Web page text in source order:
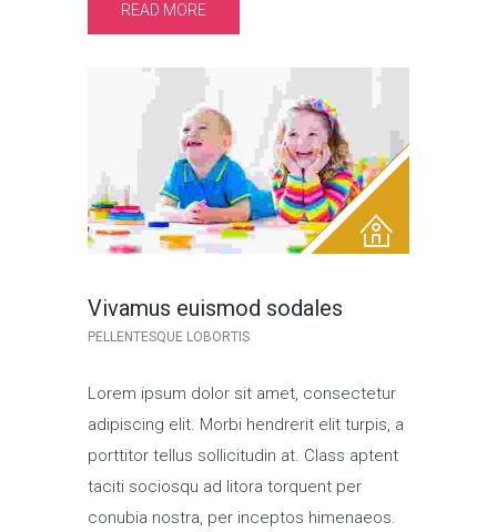
READ MORE
Vivamus euismod sodales
PELLENTESQUE LOBORTIS
Lorem ipsum dolor sit amet, consectetur
adipiscing elit. Morbi hendrerit elit turpis, a
porttitor tellus sollicitudin at. Class aptent
taciti sociosqu ad litora torquent per
conubia nostra, per inceptos himenaeos.